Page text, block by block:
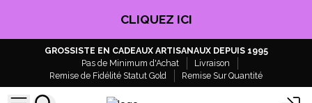
CLIQUEZ ICI
GROSSISTE EN CADEAUX ARTISANAUX DEPUIS 1995
Pas de Minimum d'Achat
Livraison
Remise de Fidélité Statut Gold
Remise Sur Quantité